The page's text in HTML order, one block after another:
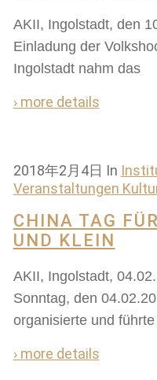
AKII, Ingolstadt, den
Einladung der
Ingolstadt nahm das
› more details
2018年2月4日 In
Veranstaltungen
CHINA TAG FÜR
ND KLEIN
AKII, Ingolstadt,
Sonntag, den
organisierte und
› more details